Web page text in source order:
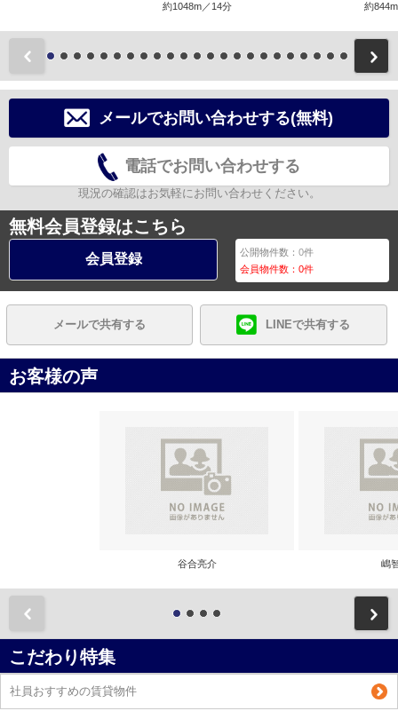
約1048m／14分 約
前
メールでお問い合わせする(無料)
電話でお問い合わせする
現況の確認はお気軽にお問い合わせください。
無料会員登録はこちら
会員登録 公開物件数：0件
会員物件数：0件
メールで共有する LINEで共有する
お客様の声
谷合亮介 嶋
こだわり特集
社員おすすめの賃貸物件